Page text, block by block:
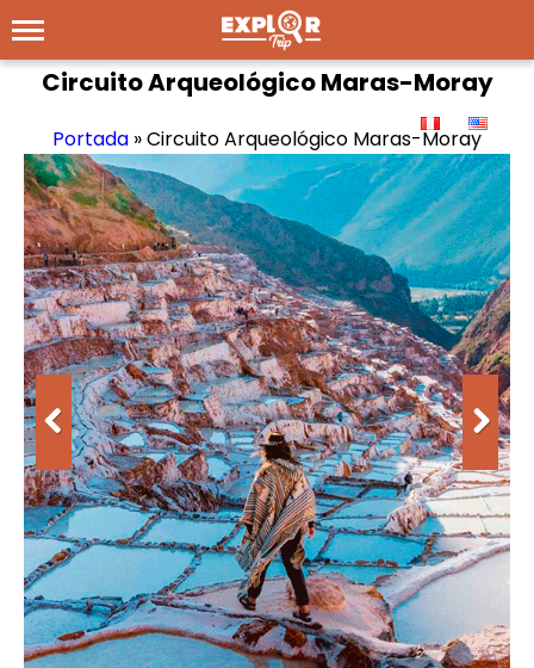
Circuito Arqueológico Maras-Moray
Portada »Circuito Arqueológico Maras-Moray